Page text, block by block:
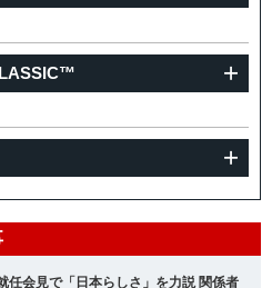
任会見で「日本らしさ」を力説 関係者